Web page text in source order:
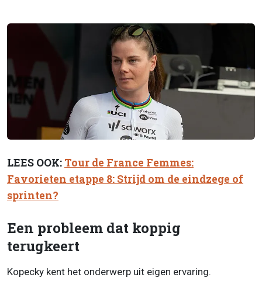
LEES OOK: Tour de France Femmes:
Favorieten etappe 8: Strijd om de eindzege of
sprinten?
Een probleem dat koppig
terugkeert
Kopecky kent het onderwerp uit eigen ervaring.